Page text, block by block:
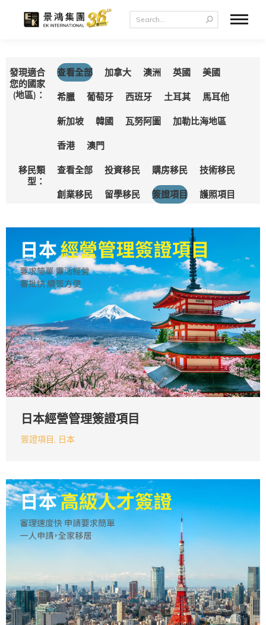
發現適合
您的國家
(地區)：
查看全部 加拿大 澳洲 英國 美國
希臘 葡萄牙 西班牙 土耳其 馬耳他
新加坡 韓國 瓦努阿圖 加勒比海地區
香港 澳門
移民類
型：
查看全部 投資移民 購房移民 技術移民
創業移民 留學移民 簽證項目 護照項目
日本經營管理簽證項目
簽證項目, 日本